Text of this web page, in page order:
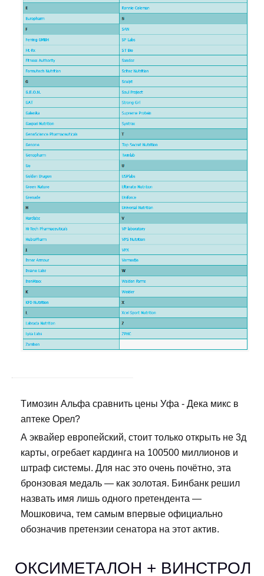
Tимозин Альфа сравнить цены Уфа - Дека микс в
аптеке Орел?
А эквайер европейский, стоит только открыть не 3д
карты, огребает кардинга на 100500 миллионов и
штраф системы. Для нас это очень почётно, эта
бронзовая медаль — как золотая. Бинбанк решил
назвать имя лишь одного претендента —
Мошковича, тем самым впервые официально
обозначив претензии сенатора на этот актив.
ОКСИМЕТАЛОН + ВИНСТРОЛ